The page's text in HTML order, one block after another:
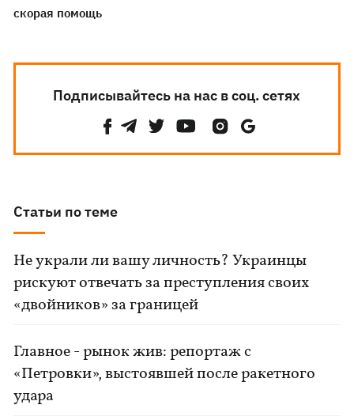
скорая помощь
Подписывайтесь на нас в соц. сетях
Статьи по теме
Не украли ли вашу личность? Украинцы
рискуют отвечать за преступления своих
«двойников» за границей
Главное - рынок жив: репортаж с
«Петровки», выстоявшей после ракетного
удара